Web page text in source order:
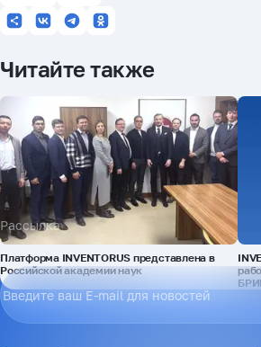
Читайте также
Платформа INVENTORUS представлена в
Российской академии наук
Рассылка